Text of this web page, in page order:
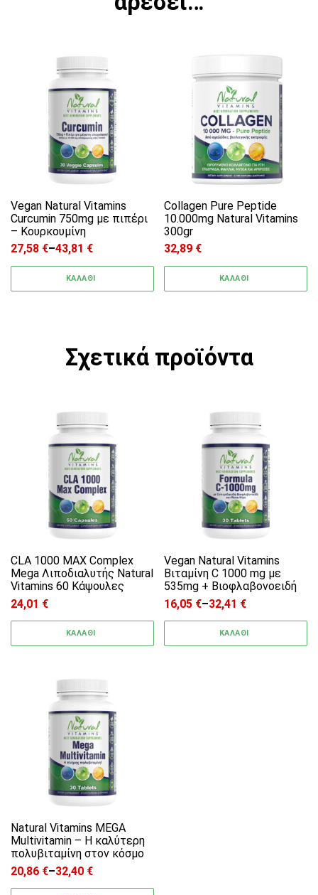
Vegan Natural Vitamins
Curcumin 750mg με πιπέρι
– Κουρκουμίνη
27,58 €–43,81 €
Price range: 27,58 € through 43,81 €
ΚΑΛΑΘΙ
Αυτό το προϊόν έχει πολλαπλές
Collagen Pure Peptide
10.000mg Natural Vitamins
300gr
32,89 €
ΚΑΛΑΘΙ
Σχετικά προϊόντα
CLA 1000 MAX Complex
Mega Λιποδιαλυτής Natural
Vitamins 60 Κάψουλες
24,01 €
ΚΑΛΑΘΙ
Vegan Natural Vitamins
Βιταμίνη C 1000 mg με
535mg + Bιοφλαβονοειδή
16,05 €–32,41 €
Price range: 16,05 € through
ΚΑΛΑΘΙ
Αυτό το προϊόν έχει
Natural Vitamins MEGA
Multivitamin – Η καλύτερη
πολυβιταμίνη στον κόσμο
20,86 €–32,40 €
Price range: 20,86 € through 32,40 €
Αυτό το προϊόν έχει πολλαπλές